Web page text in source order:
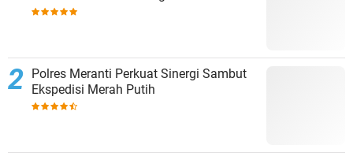
Polres Meranti Perkuat Sinergi Sambut
Ekspedisi Merah Putih